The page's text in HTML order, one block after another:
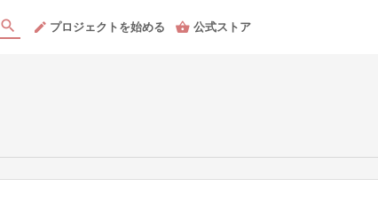
プロジェクトを始める 公式ストア